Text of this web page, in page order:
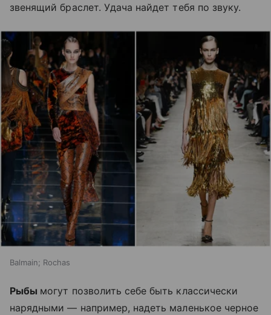
звенящий браслет. Удача найдет тебя по звуку.
Balmain; Rochas
Рыбы могут позволить себе быть классически
нарядными — например, надеть маленькое черное